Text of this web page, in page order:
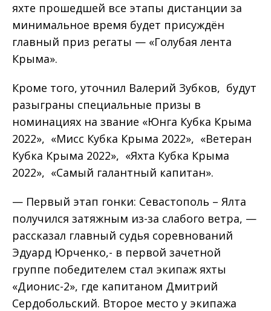
яхте прошедшей все этапы дистанции за
минимальное время будет присуждён
главный приз регаты — «Голубая лента
Крыма».
Кроме того, уточнил Валерий Зубков, будут
разыграны специальные призы в
номинациях на звание «Юнга Кубка Крыма
2022», «Мисс Кубка Крыма 2022», «Ветеран
Кубка Крыма 2022», «Яхта Кубка Крыма
2022», «Самый галантный капитан».
— Первый этап гонки: Севастополь – Ялта
получился затяжным из-за слабого ветра, —
рассказал главный судья соревнований
Эдуард Юрченко,- в первой зачетной
группе победителем стал экипаж яхты
«Дионис-2», где капитаном Дмитрий
Сердобольский. Второе место у экипажа